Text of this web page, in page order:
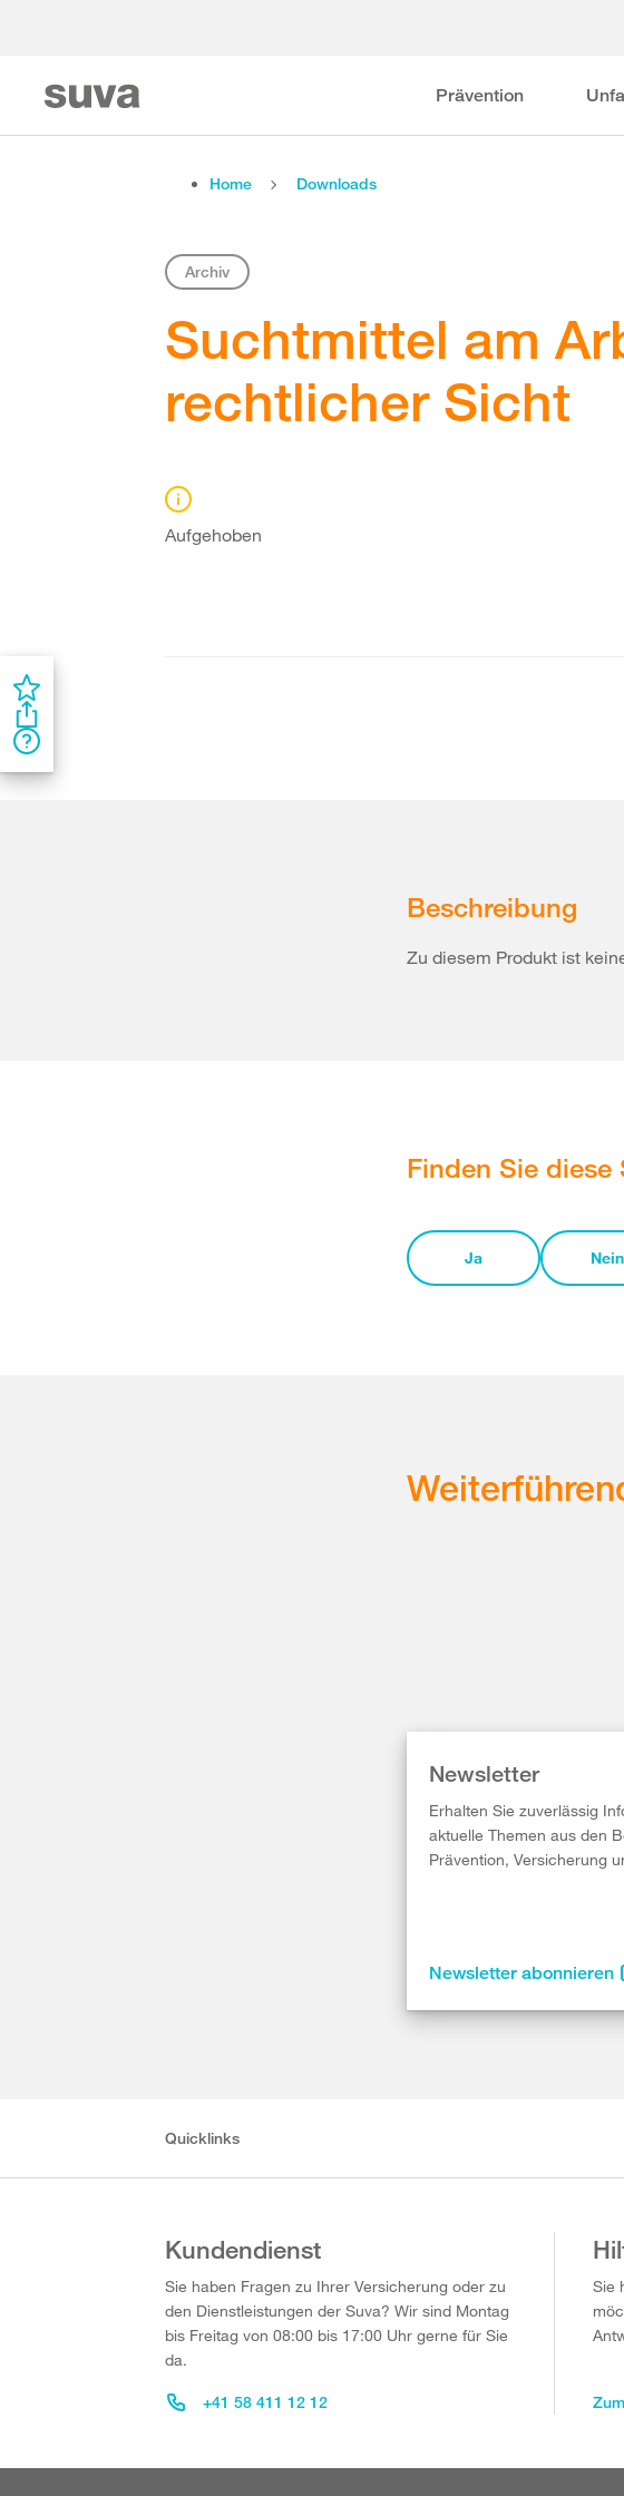
Prävention
Home Downloads
Archiv
Suchtmittel am
rechtlicher Sicht
Aufgehoben
Beschreibung
Zu diesem Produkt ist
Finden Sie diese
Ja Nein
Newsletter
Erhalten Sie zuverlässig
aktuelle Themen aus den
Prävention, Versicherung
Newsletter abonnieren
Quicklinks
Kundendienst
Sie haben Fragen zu Ihrer Versicherung oder zu
den Dienstleistungen der Suva? Wir sind Montag
bis Freitag von 08:00 bis 17:00 Uhr gerne für Sie
da.
+41 58 411 12 12
Sie